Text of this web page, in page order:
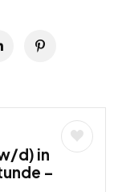
d) in
–